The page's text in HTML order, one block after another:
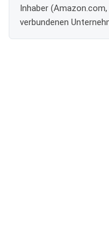
Inhaber
verbundenen